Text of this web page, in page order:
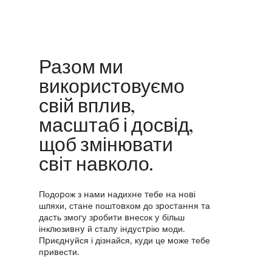
Разом ми
використовуємо
свій вплив,
масштаб і досвід,
щоб змінювати
світ навколо.
Подорож з нами надихне тебе на нові
шляхи, стане поштовхом до зростання та
дасть змогу зробити внесок у більш
інклюзивну й сталу індустрію моди.
Приєднуйся і дізнайся, куди це може тебе
привести.